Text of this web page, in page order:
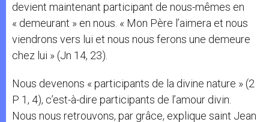
devient maintenant participant de nous-mêmes en
« demeurant » en nous. « Mon Père l’aimera et nous
viendrons vers lui et nous nous ferons une demeure
chez lui » (Jn 14, 23).
Nous devenons « participants de la divine nature » (2
P 1, 4), c’est-à-dire participants de l’amour divin.
Nous nous retrouvons, par grâce, explique saint Jean